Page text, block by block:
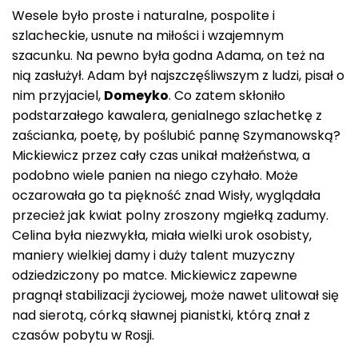
Wesele było proste i naturalne, pospolite i
szlacheckie, usnute na miłości i wzajemnym
szacunku. Na pewno była godna Adama, on też na
nią zasłużył. Adam był najszczęśliwszym z ludzi, pisał o
nim przyjaciel, Domeyko. Co zatem skłoniło
podstarzałego kawalera, genialnego szlachetkę z
zaścianka, poetę, by poślubić pannę Szymanowską?
Mickiewicz przez cały czas unikał małżeństwa, a
podobno wiele panien na niego czyhało. Może
oczarowała go ta piękność znad Wisły, wyglądała
przecież jak kwiat polny zroszony mgiełką zadumy.
Celina była niezwykła, miała wielki urok osobisty,
maniery wielkiej damy i duży talent muzyczny
odziedziczony po matce. Mickiewicz zapewne
pragnął stabilizacji życiowej, może nawet ulitował się
nad sierotą, córką sławnej pianistki, którą znał z
czasów pobytu w Rosji.